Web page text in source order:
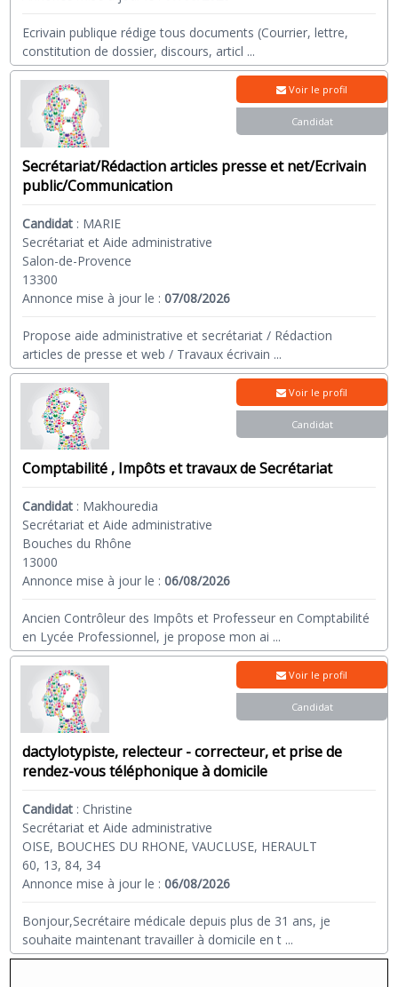
Ecrivain publique rédige tous documents (Courrier, lettre,
constitution de dossier, discours, articl ...
Secrétariat/Rédaction articles presse et net/Ecrivain
public/Communication
Candidat : MARIE
Secrétariat et Aide administrative
Salon-de-Provence
13300
Annonce mise à jour le :07/08/2026
Propose aide administrative et secrétariat / Rédaction
articles de presse et web / Travaux écrivain ...
Voir le profil
Candidat
Comptabilité , Impôts et travaux de Secrétariat
Candidat : Makhouredia
Secrétariat et Aide administrative
Bouches du Rhône
13000
Annonce mise à jour le :06/08/2026
Ancien Contrôleur des Impôts et Professeur en Comptabilité
en Lycée Professionnel, je propose mon ai ...
Voir le profil
Candidat
dactylotypiste, relecteur - correcteur, et prise de
rendez-vous téléphonique à domicile
Candidat : Christine
Secrétariat et Aide administrative
OISE, BOUCHES DU RHONE, VAUCLUSE, HERAULT
60, 13, 84, 34
Annonce mise à jour le :06/08/2026
Bonjour,Secrétaire médicale depuis plus de 31 ans, je
souhaite maintenant travailler à domicile en t ...
Voir le profil
Candidat